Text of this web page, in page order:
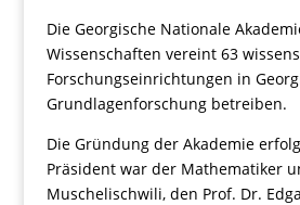
Die Georgische Nationale
Wissenschaften vereint 63
Forschungseinrichtungen in
Grundlagenforschung betreiben.
Die Gründung der Akademie
Präsident war der Mathematiker
Muschelischwili, den Prof. Dr.